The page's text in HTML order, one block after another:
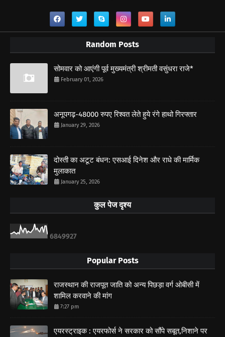
Random Posts
सोमवार को आएंगी पूर्व मुख्यमंत्री श्रीमती वसुंधरा राजे*
February 01, 2026
अनूपगढ़-48000 रुपए रिश्वत लेते हुये रंगे हाथो गिरफ्तार
January 29, 2026
दोस्ती का अटूट बंधन: एसआई दिनेश और राधे की मार्मिक
मुलाकात
January 25, 2026
कुल पेज दृश्य
6849927
Popular Posts
राजस्थान की राजपूत जाति को अन्य पिछड़ा वर्ग ओबीसी में
शामिल करवाने की मांग
7:27 pm
एयरस्ट्राइक : एयरफोर्स ने सरकार को सौंपे सबूत,निशाने पर